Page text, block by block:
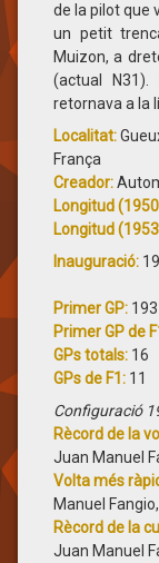
de la pilot que
un petit
Muizon, a
(actual N31).
retornava a la
Localitat:
França
Creador:
Longitud
Longitud
Inauguració:
Primer GP:
Primer GP de
GPs totals: 16
GPs de F1: 11
Configuració
Rècord de la
Juan Manuel
Volta més
Manuel
Rècord de la
Juan Manuel